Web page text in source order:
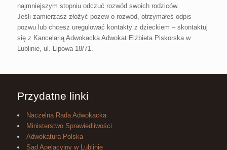
najmniejszym stopniu odczuć rozwód swoich rodziców.
Jeśli zamierzasz złożyć pozew o rozwód, otrzymałeś odpis
pozwu lub chcesz uregulować kontakty z dzieckiem – skontaktuj
się z Kancelarią Adwokacka Adwokat Elżbieta Piskorska w
Lublinie, ul. Lipowa 18/71.
Przydatne linki
Naczelna Rada Adwokacka
Ministerstwo Sprawiedliwości
Adwokatura Polska
Sąd Apelacyjny w Lublinie